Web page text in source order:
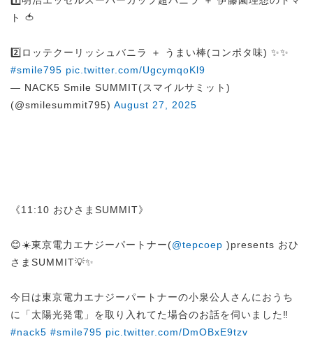
ト 🍅
2️⃣ロッテクーリッシュバニラ ＋ うまい棒(コンポタ味) ✨✨
#smile795 pic.twitter.com/UgcymqoKl9
— NACK5 Smile SUMMIT(スマイルサミット)
(@smilesummit795) August 27, 2025
《11:10 おひさまSUMMIT》
😊☀️東京電力エナジーパートナー(@tepcoep )presents おひ
さまSUMMIT💡✨
今日は東京電力エナジーパートナーの小泉公人さんにおうち
に「太陽光発電」を取り入れてた場合のお話を伺いました‼︎
#nack5 #smile795 pic.twitter.com/DmOBxE9tzv